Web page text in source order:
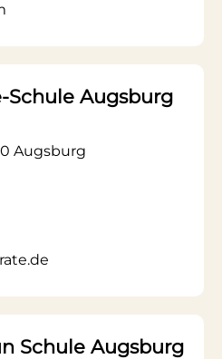
Schule Augsburg
Augsburg
Schule Augsburg